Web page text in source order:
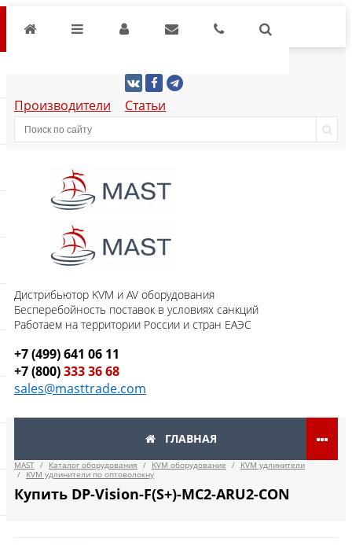
Производители Статьи
Дистрибьютор KVM и AV оборудования
Бесперебойность поставок в условиях санкций
Работаем на территории России и стран ЕАЭС
+7 (499) 641 06 11
+7 (800)333 36 68
sales@masttrade.com
ГЛАВНАЯ
MAST / Каталог оборудования / KVM оборудование /
KVM удлинители
/
KVM удлинители по оптоволокну
Купить DP-Vision-F(S+)-MC2-ARU2-CON